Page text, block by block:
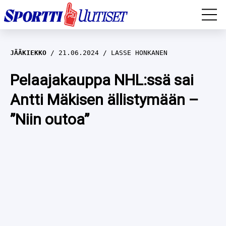
EM-YLEISURHEILU
JÄÄKIEKKO
YLEISURHEILU
WILMA HELTELÄ
TALVILAJIT
JÄÄKIEKKO 21.06.2024 LASSE HONKANEN
Pelaajakauppa NHL:ssä sai
Antti Mäkisen ällistymään –
”Niin outoa”